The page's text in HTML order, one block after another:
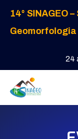
14° SINAGEO
Geomorfologia
24